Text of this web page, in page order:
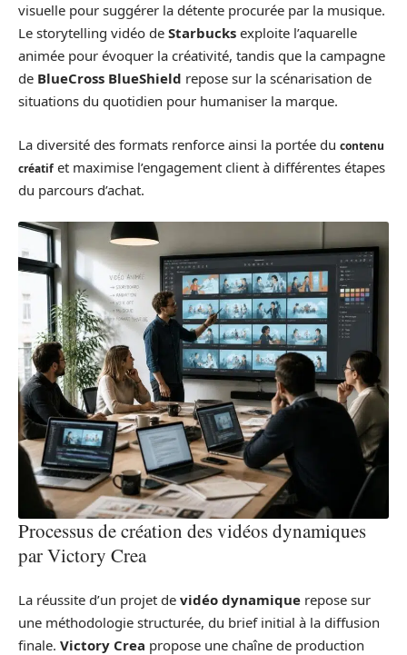
visuelle pour suggérer la détente procurée par la musique.
Le storytelling vidéo de Starbucks exploite l’aquarelle
animée pour évoquer la créativité, tandis que la campagne
de BlueCross BlueShield repose sur la scénarisation de
situations du quotidien pour humaniser la marque.
La diversité des formats renforce ainsi la portée du contenu
créatif et maximise l’engagement client à différentes étapes
du parcours d’achat.
Processus de création des vidéos dynamiques
par Victory Crea
La réussite d’un projet de vidéo dynamique repose sur
une méthodologie structurée, du brief initial à la diffusion
finale. Victory Crea propose une chaîne de production